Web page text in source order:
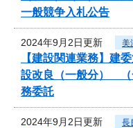
一般競争入札公告
2024年9月2日更新 美
【建設関連業務】建
設改良（一般分）
務委託
2024年9月2日更新 長